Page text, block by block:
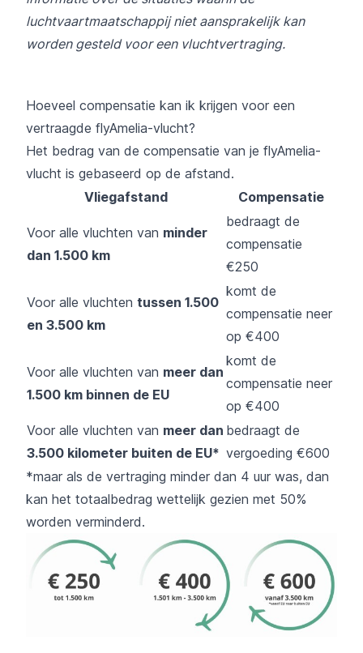
luchtvaartmaatschappij niet aansprakelijk kan
worden gesteld voor een vluchtvertraging.
Hoeveel compensatie kan ik krijgen voor een
vertraagde flyAmelia-vlucht?
Het bedrag van de compensatie van je flyAmelia-
vlucht is gebaseerd op de afstand.
Vliegafstand
Compensatie
Voor alle vluchten van minder
dan 1.500 km
bedraagt de
compensatie
€250
Voor alle vluchten tussen 1.500
en 3.500 km
komt de
compensatie neer
op €400
Voor alle vluchten van meer dan
1.500 km binnen de EU
komt de
compensatie neer
op €400
Voor alle vluchten van meer dan
3.500 kilometer buiten de EU*
bedraagt de
vergoeding €600
*maar als de vertraging minder dan 4 uur was, dan
kan het totaalbedrag wettelijk gezien met 50%
worden verminderd.